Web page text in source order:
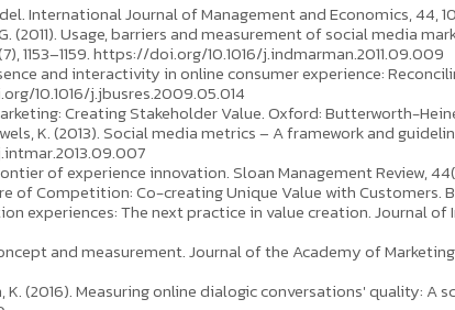
International Journal of Management and Economics, 44,
(2011). Usage, barriers and measurement of social media
1153–1159. https://doi.org/10.1016/j.indmarman.2011.09.009
and interactivity in online consumer experience:
10.1016/j.jbusres.2009.05.014
Creating Stakeholder Value. Oxford: Butterworth-
K. (2013). Social media metrics – A framework and
of experience innovation. Sloan Management Review,
of Competition: Co-creating Unique Value with Customers.
experiences: The next practice in value creation. Journal of
and measurement. Journal of the Academy of
K. (2016). Measuring online dialogic conversations' quality: